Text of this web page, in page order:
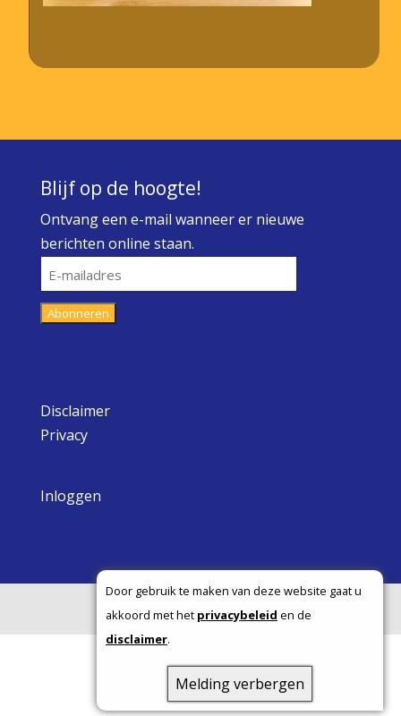
Door gebruik te maken van deze website gaat u
akkoord met het privacybeleid en de
disclaimer.
Melding verbergen
Blijf op de hoogte!
Ontvang een e-mail wanneer er nieuwe
berichten online staan.
E-
mailadres
Abonneren
Disclaimer
Privacy
Inloggen
Copyright ©